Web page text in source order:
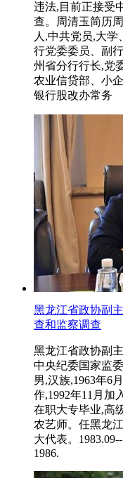
违法,目前正接受
查。周清玉简历
人,中共党员,大
行党委委员、副
州省分行行长,党
农业信贷部、小
银行股改办常务
黑龙江省政协副
查和监察调查
黑龙江省政协副
中央纪委国家监
男,汉族,1963年6
作,1992年11月加
在职大专毕业,高
农艺师。任黑龙
大代表。
1986.